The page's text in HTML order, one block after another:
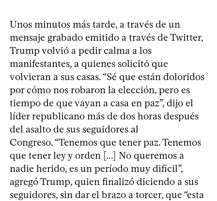
Unos minutos más tarde, a través de un
mensaje grabado emitido a través de Twitter,
Trump volvió a pedir calma a los
manifestantes, a quienes solicitó que
volvieran a sus casas. “Sé que están doloridos
por cómo nos robaron la elección, pero es
tiempo de que vayan a casa en paz”, dijo el
líder republicano más de dos horas después
del asalto de sus seguidores al
Congreso. “Tenemos que tener paz. Tenemos
que tener ley y orden [...] No queremos a
nadie herido, es un período muy difícil”,
agregó Trump, quien finalizó diciendo a sus
seguidores, sin dar el brazo a torcer, que “esta